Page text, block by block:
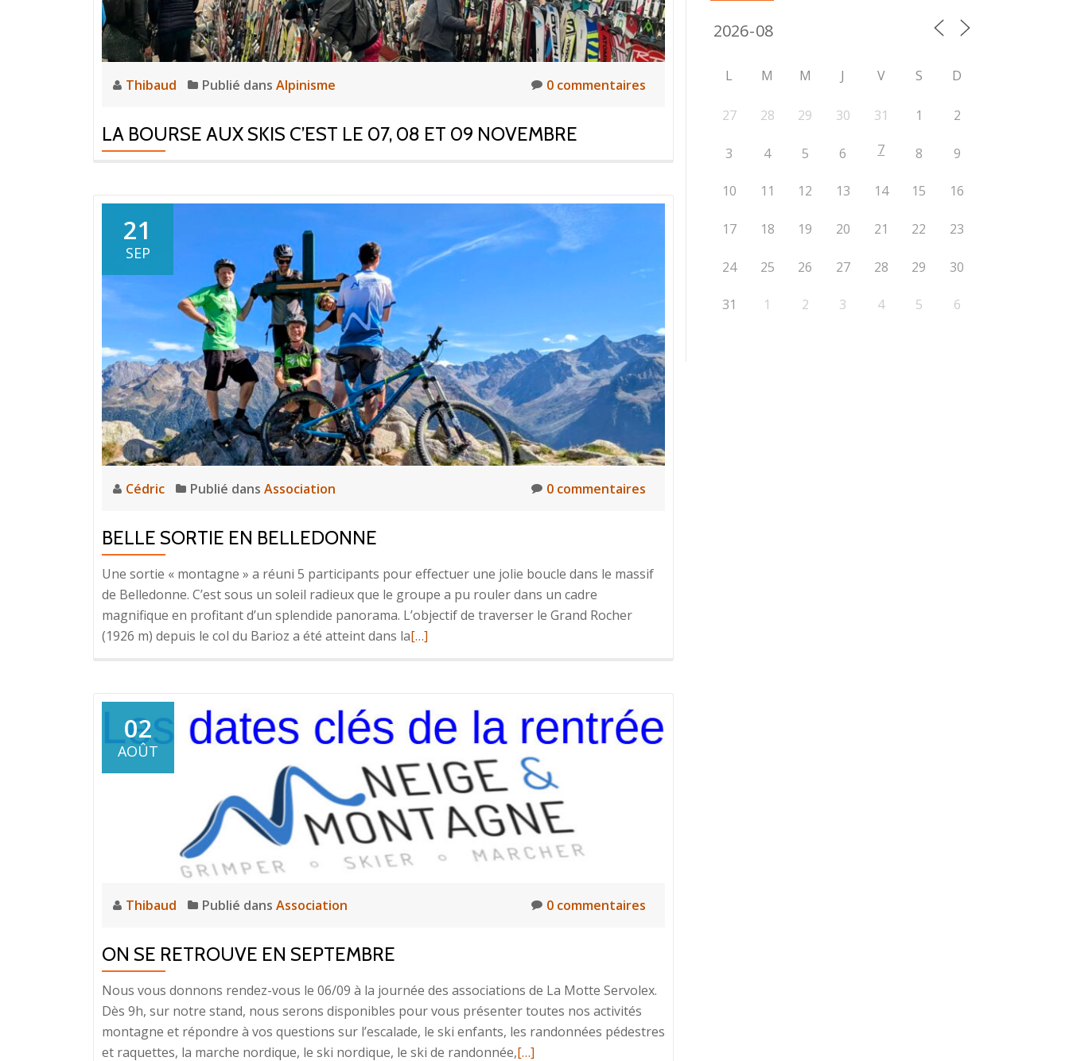
Thibaud Publié dans Alpinisme 0 commentaires
LA BOURSE AUX SKIS C’EST LE 07, 08 ET 09 NOVEMBRE
21
SEP
Cédric Publié dans Association 0 commentaires
BELLE SORTIE EN BELLEDONNE
Une sortie « montagne » a réuni 5 participants pour effectuer une jolie boucle dans le massif
de Belledonne. C’est sous un soleil radieux que le groupe a pu rouler dans un cadre
magnifique en profitant d’un splendide panorama. L’objectif de traverser le Grand Rocher
(1926 m) depuis le col du Barioz a été atteint dans laEn
sortie
en
Belledonne
[…]
02
AOÛT
Thibaud Publié dans Association 0 commentaires
ON SE RETROUVE EN SEPTEMBRE
Nous vous donnons rendez-vous le 06/09 à la journée des associations de La Motte Servolex.
Dès 9h, sur notre stand, nous serons disponibles pour vous présenter toutes nos activités
montagne et répondre à vos questions sur l’escalade, le ski enfants, les randonnées pédestres
et raquettes, la marche nordique, le ski nordique, le ski de randonnée,En
[…]
L M M J V S D
27 28 29 30 31 1 2
3 4 5 6 7 8 9
10 11 12 13 14 15 16
17 18 19 20 21 22 23
24 25 26 27 28 29 30
31 1 2 3 4 5 6